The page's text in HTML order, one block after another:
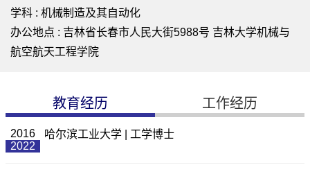
学科 : 机械制造及其自动化
办公地点 : 吉林省长春市人民大街5988号 吉林大学机械与
航空航天工程学院
教育经历 工作经历
2016
2022
哈尔滨工业大学 | 工学博士